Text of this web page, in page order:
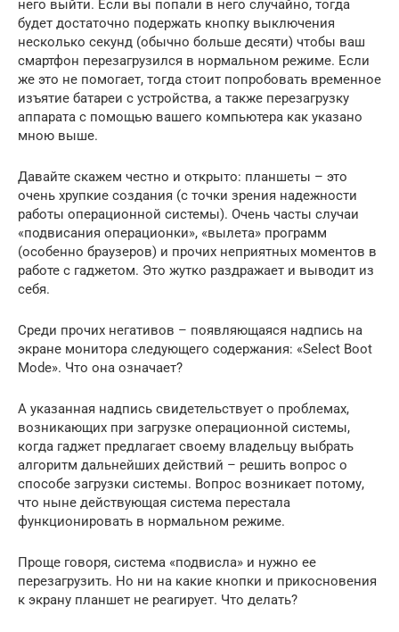
него выйти. Если вы попали в него случайно, тогда
будет достаточно подержать кнопку выключения
несколько секунд (обычно больше десяти) чтобы ваш
смартфон перезагрузился в нормальном режиме. Если
же это не помогает, тогда стоит попробовать временное
изъятие батареи с устройства, а также перезагрузку
аппарата с помощью вашего компьютера как указано
мною выше.
Давайте скажем честно и открыто: планшеты – это
очень хрупкие создания (с точки зрения надежности
работы операционной системы). Очень часты случаи
«подвисания операционки», «вылета» программ
(особенно браузеров) и прочих неприятных моментов в
работе с гаджетом. Это жутко раздражает и выводит из
себя.
Среди прочих негативов – появляющаяся надпись на
экране монитора следующего содержания: «Select Boot
Mode». Что она означает?
А указанная надпись свидетельствует о проблемах,
возникающих при загрузке операционной системы,
когда гаджет предлагает своему владельцу выбрать
алгоритм дальнейших действий – решить вопрос о
способе загрузки системы. Вопрос возникает потому,
что ныне действующая система перестала
функционировать в нормальном режиме.
Проще говоря, система «подвисла» и нужно ее
перезагрузить. Но ни на какие кнопки и прикосновения
к экрану планшет не реагирует. Что делать?